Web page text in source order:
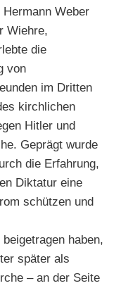
Weber
Wiehre,
die
von
im Dritten
kirchlichen
Hitler und
Geprägt wurde
die Erfahrung,
Diktatur eine
schützen und
haben,
später als
– an der Seite